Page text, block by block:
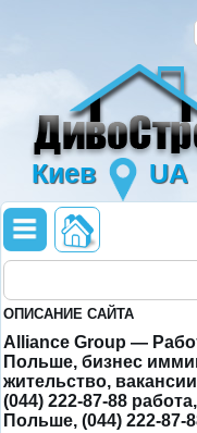
Киев UA
ОПИСАНИЕ САЙТА
Alliance Group —
Польше, бизнес
жительство,
(044) 222-87-88
Польше, (044) 222-